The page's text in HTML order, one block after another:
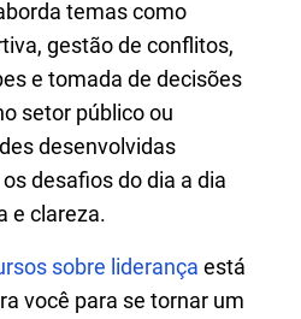
temas como
gestão de conflitos,
e tomada de decisões
setor público ou
desenvolvidas
desafios do dia a dia
e clareza.
sobre liderança está
você para se tornar um